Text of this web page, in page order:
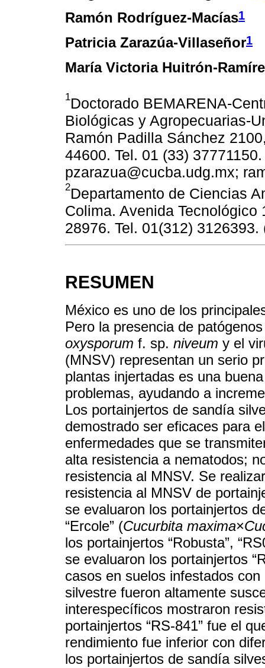
Ramón Rodríguez-Macías1
Patricia Zarazúa-Villaseñor1
María Victoria Huitrón-
1Doctorado BEMARENA-
Biológicas y Agropecuarias-
Ramón Padilla Sánchez
44600. Tel. 01 (33)
pzarazua@cucba.udg.mx;
2Departamento de Ciencias
Colima. Avenida
28976. Tel. 01(312)
RESUMEN
México es uno de los
Pero la presencia de
oxysporum f. sp. niveum y el
(MNSV) representan un serio
plantas injertadas es una
problemas, ayudando a
Los portainjertos de sandía
demostrado ser eficaces para
enfermedades que se
alta resistencia a nematodos;
resistencia al MNSV. Se
resistencia al MNSV de
se evaluaron los portainjertos
“Ercole” (Cucurbita maxima×
los portainjertos “Robusta”,
se evaluaron los portainjertos
casos en suelos infestados
silvestre fueron altamente
interespecíficos mostraron
portainjertos “RS-841” fue el
rendimiento fue inferior con
los portainjertos de sandía